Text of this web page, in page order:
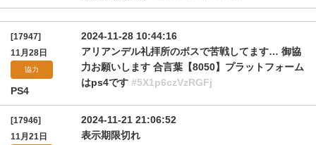
[17947]
11月28日
協力
PS4
2024-11-28 10:44:16
アリアンデル礼拝所のボスで苦戦してます… 御協
力お願いします 合言葉【8050】プラットフォーム
はps4です #5X1p6czVzRGFj
[17946]
11月21日
2024-11-21 21:06:52
表示期限切れ